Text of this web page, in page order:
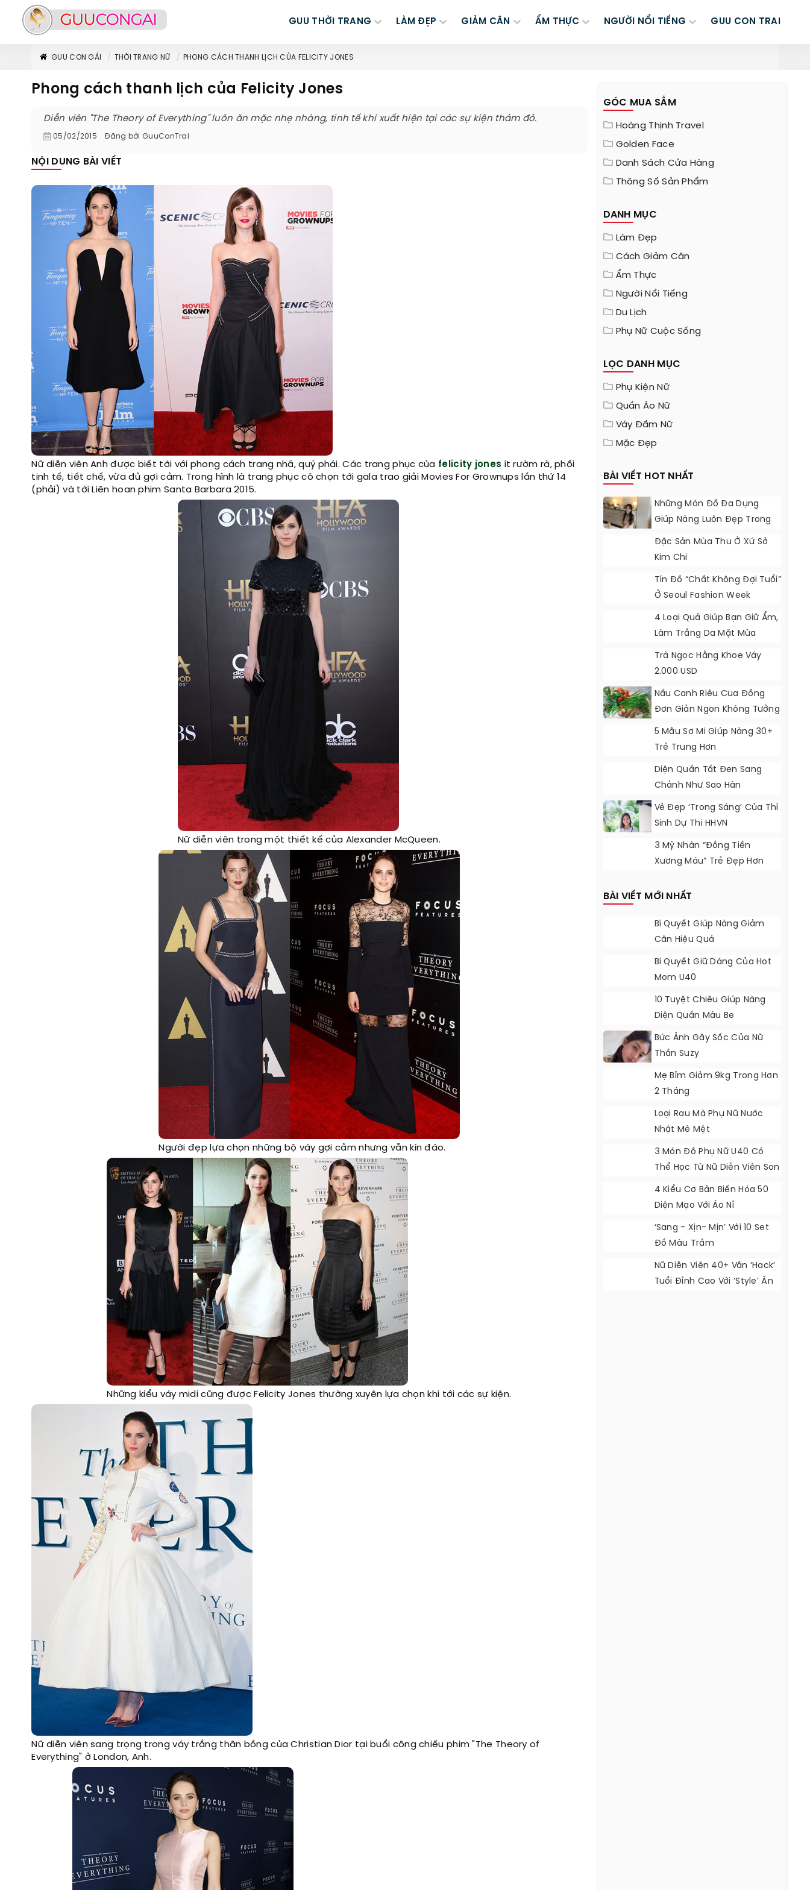
GUU THỜI TRANG LÀM ĐẸP GIẢM CÂN ẨM THỰC NGƯỜI NỔI TIẾNG GUU CON TRAI
GUU CON GÁI THỜI TRANG NỮ PHONG CÁCH THANH LỊCH CỦA FELICITY JONES
Phong cách thanh lịch của Felicity Jones
Diễn viên "The Theory of Everything" luôn ăn mặc nhẹ nhàng, tinh tế khi xuất hiện tại các sự kiện thảm đỏ.
05/02/2015 Đăng bởi GuuConTrai
NỘI DUNG BÀI VIẾT
Nữ diễn viên Anh được biết tới với phong cách trang nhã, quý phái. Các trang phục của felicity jones ít rườm rà, phối
tinh tế, tiết chế, vừa đủ gợi cảm. Trong hình là trang phục cô chọn tới gala trao giải Movies For Grownups lần thứ 14
(phải) và tới Liên hoan phim Santa Barbara 2015.
Nữ diễn viên trong một thiết kế của Alexander McQueen.
Người đẹp lựa chọn những bộ váy gợi cảm nhưng vẫn kín đáo.
Những kiểu váy midi cũng được Felicity Jones thường xuyên lựa chọn khi tới các sự kiện.
Nữ diễn viên sang trọng trong váy trắng thân bồng của Christian Dior tại buổi công chiếu phim "The Theory of
Everything" ở London, Anh.
GÓC MUA SẮM
Hoàng Thịnh Travel
Golden Face
Danh Sách Cửa Hàng
Thông Số Sản Phẩm
DANH MỤC
Làm Đẹp
Cách Giảm Cân
Ẩm Thực
Người Nổi Tiếng
Du Lịch
Phụ Nữ Cuộc Sống
LỌC DANH MỤC
Phụ Kiện Nữ
Quần Áo Nữ
Váy Đầm Nữ
Mặc Đẹp
BÀI VIẾT HOT NHẤT
Những Món Đồ Đa Dụng
Giúp Nàng Luôn Đẹp Trong
Mùa Đông Lạnh
Đặc Sản Mùa Thu Ở Xứ Sở
Kim Chi
Tín Đồ “chất Không Đợi Tuổi”
Ở Seoul Fashion Week
4 Loại Quả Giúp Bạn Giữ Ẩm,
Làm Trắng Da Mặt Mùa
Đông
Trà Ngọc Hằng Khoe Váy
2.000 USD
Nấu Canh Riêu Cua Đồng
Đơn Giản Ngon Không Tưởng
5 Mẫu Sơ Mi Giúp Nàng 30+
Trẻ Trung Hơn
Diện Quần Tất Đen Sang
Chảnh Như Sao Hàn
Vẻ Đẹp ‘trong Sáng’ Của Thí
Sinh Dự Thi HHVN
3 Mỹ Nhân “Đồng Tiền
Xương Máu” Trẻ Đẹp Hơn
BÀI VIẾT MỚI NHẤT
Bí Quyết Giúp Nàng Giảm
Cân Hiệu Quả
Bí Quyết Giữ Dáng Của Hot
Mom U40
10 Tuyệt Chiêu Giúp Nàng
Diện Quần Màu Be
Bức Ảnh Gây Sốc Của Nữ
Thần Suzy
Mẹ Bỉm Giảm 9kg Trong Hơn
2 Tháng
Loại Rau Mà Phụ Nữ Nước
Nhật Mê Mệt
3 Món Đồ Phụ Nữ U40 Có
Thể Học Từ Nữ Diễn Viên Son
Ye Jin
4 Kiểu Cơ Bản Biến Hóa 50
Diện Mạo Với Áo Nỉ
‘Sang - Xịn- Mịn’ Với 10 Set
Đồ Màu Trầm
Nữ Diễn Viên 40+ Vẫn ‘hack’
Tuổi Đỉnh Cao Với ‘style’ Ăn